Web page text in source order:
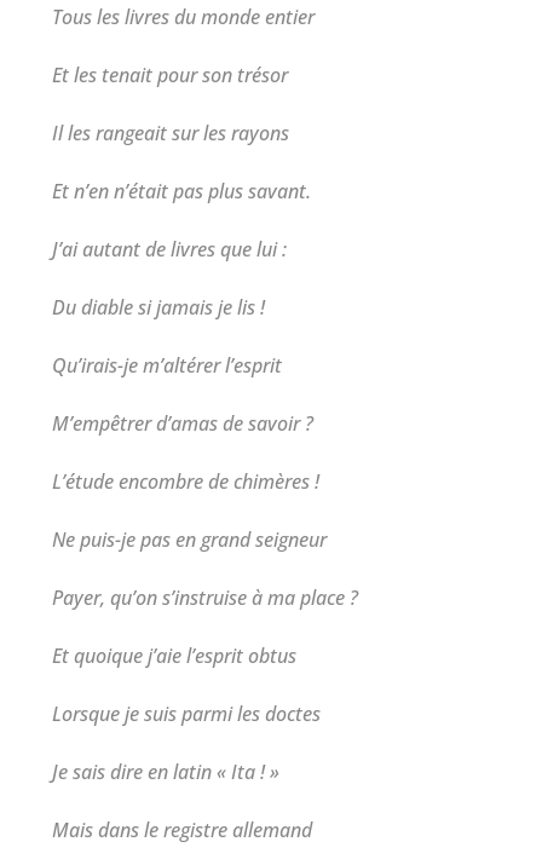
Tous les livres du monde entier
Et les tenait pour son trésor
Il les rangeait sur les rayons
Et n’en n’était pas plus savant.
J’ai autant de livres que lui :
Du diable si jamais je lis !
Qu’irais-je m’altérer l’esprit
M’empêtrer d’amas de savoir ?
L’étude encombre de chimères !
Ne puis-je pas en grand seigneur
Payer, qu’on s’instruise à ma place ?
Et quoique j’aie l’esprit obtus
Lorsque je suis parmi les doctes
Je sais dire en latin « Ita ! »
Mais dans le registre allemand